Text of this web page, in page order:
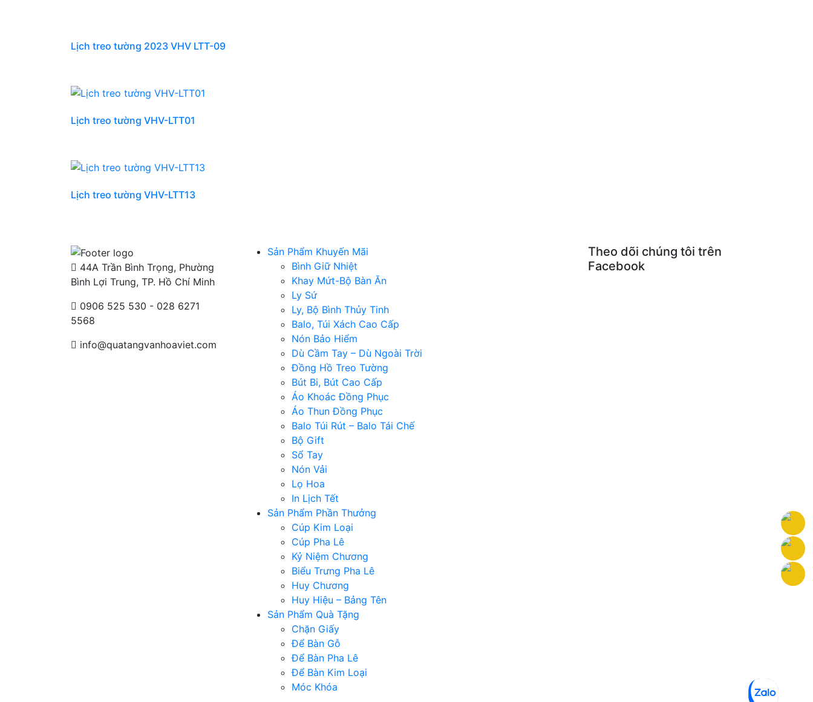
Lịch treo tường 2023 VHV LTT-09
Lịch treo tường VHV-LTT01
Lịch treo tường VHV-LTT13
44A Trần Bình Trọng, Phường
Bình Lợi Trung, TP. Hồ Chí Minh
0906 525 530 - 028 6271
5568
info@quatangvanhoaviet.com
Sản Phẩm Khuyến Mãi
Bình Giữ Nhiệt
Khay Mứt-Bộ Bàn Ăn
Ly Sứ
Ly, Bộ Bình Thủy Tinh
Balo, Túi Xách Cao Cấp
Nón Bảo Hiểm
Dù Cầm Tay – Dù Ngoài Trời
Đồng Hồ Treo Tường
Bút Bi, Bút Cao Cấp
Áo Khoác Đồng Phục
Áo Thun Đồng Phục
Balo Túi Rút – Balo Tái Chế
Bộ Gift
Sổ Tay
Nón Vải
Lọ Hoa
In Lịch Tết
Sản Phẩm Phần Thưởng
Cúp Kim Loại
Cúp Pha Lê
Kỷ Niệm Chương
Biểu Trưng Pha Lê
Huy Chương
Huy Hiệu – Bảng Tên
Sản Phẩm Quà Tặng
Chặn Giấy
Để Bàn Gỗ
Để Bàn Pha Lê
Để Bàn Kim Loại
Móc Khóa
Theo dõi chúng tôi trên
Facebook